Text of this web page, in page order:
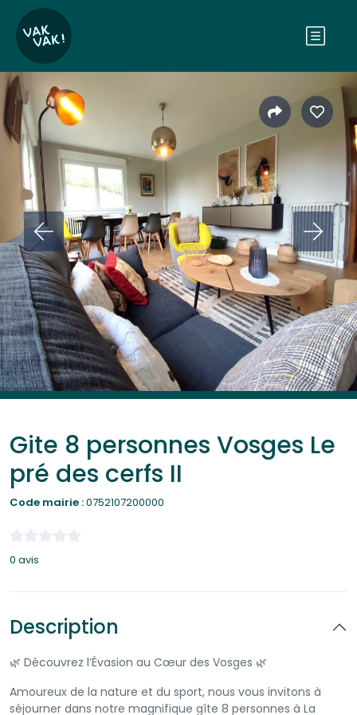
Gite 8 personnes Vosges Le
pré des cerfs II
Code mairie :0752107200000
0 avis
Description
🌿 Découvrez l’Évasion au Cœur des Vosges 🌿
Amoureux de la nature et du sport, nous vous invitons à
séjourner dans notre magnifique gîte 8 personnes à La